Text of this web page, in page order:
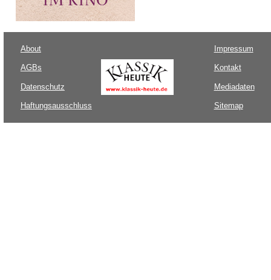
About
AGBs
Datenschutz
Haftungsausschluss
Impressum
Kontakt
Mediadaten
Sitemap